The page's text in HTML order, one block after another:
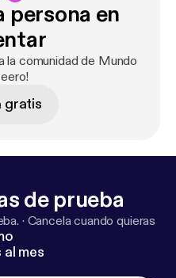
persona en
la comunidad de Mundo
gratis
de prueba
· Cancela cuando quieras
mes